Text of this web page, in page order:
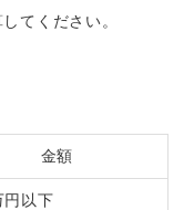
てください。
金額
円以下